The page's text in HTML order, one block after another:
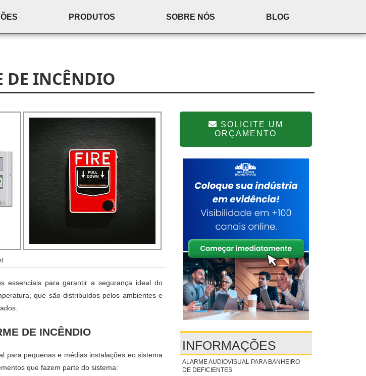
PRODUTOS SOBRE NÓS BLOG
DE INCÊNDIO
essenciais para garantir a segurança ideal do
que são distribuídos pelos ambientes e
DE INCÊNDIO
para pequenas e médias instalações eo sistema
que fazem parte do sistema:
ORÇAMENTO
INFORMAÇÕES
ALARME AUDIOVISUAL PARA BANHEIRO
DE DEFICIENTES